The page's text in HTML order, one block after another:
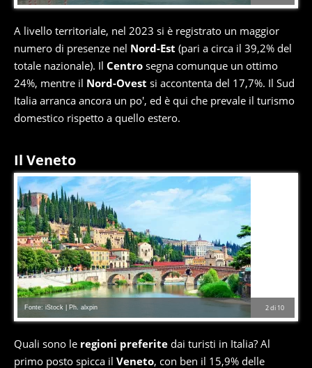
A livello territoriale, nel 2023 si è registrato un maggior
numero di presenze nel Nord-Est (pari a circa il 39,2% del
totale nazionale). Il Centro segna comunque un ottimo
24%, mentre il Nord-Ovest si accontenta del 17,7%. Il Sud
Italia arranca ancora un po', ed è qui che prevale il turismo
domestico rispetto a quello estero.
Il Veneto
2di 10
Fonte: iStock | Ph. alxpin
Quali sono le regioni preferite dai turisti in Italia? Al
primo posto spicca il Veneto, con ben il 15,9% delle